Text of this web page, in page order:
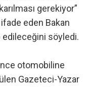
gerekiyor”
eden Bakan
söyledi.
otomobiline
Gazeteci-Yazar